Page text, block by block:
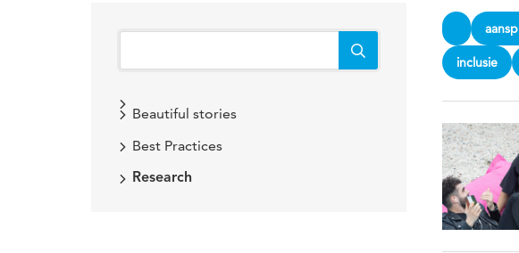
Beautiful stories
Best Practices
Research
inclusie